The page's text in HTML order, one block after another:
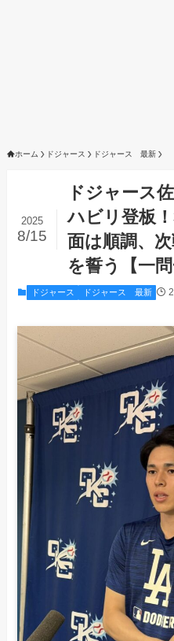
ホーム ドジャース ドジャース 最新
ドジャース
ハビリ登板
面は順調、
を誓う【一問
2025
8/15
ドジャース ドジャース 最新